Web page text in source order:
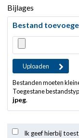
Bijlages
Bestand
Bestanden moeten
Toegestane
jpeg.
Ik geef hierbij